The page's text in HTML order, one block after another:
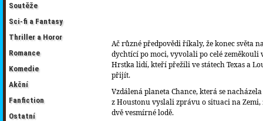
Soutěže
Sci-fi a Fantasy
Thriller a Horor
Romance
Komedie
Akční
Fanfiction
Ostatní
Ač různé předpovědi říkaly, že konec světa
dychtící po moci, vyvolali po celé zeměkouli
Hrstka lidí, kteří přežili ve státech Texas a
přijít.
Vzdálená planeta Chance, která se
z Houstonu vyslali zprávu o situaci na
dvě vesmírné lodě.